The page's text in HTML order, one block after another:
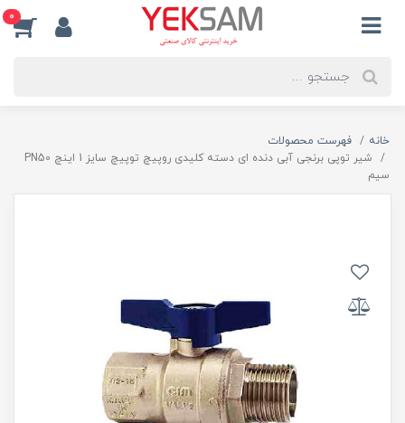
0
خانه
فهرست محصولات
شیر توپی برنجی آبی دنده ای دسته کلیدی روپیچ توپیچ سایز 1 اینچ PN50
سیم